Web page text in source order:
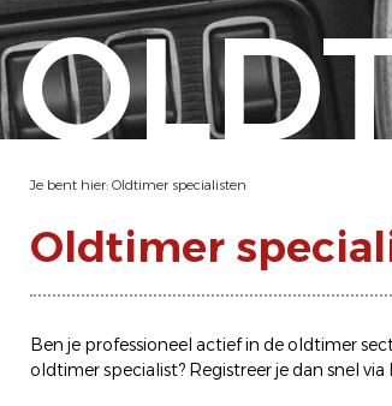
Je bent hier: Oldtimer specialisten
Oldtimer
Ben je professioneel actief in de oldtimer
oldtimer specialist? Registreer je dan snel via